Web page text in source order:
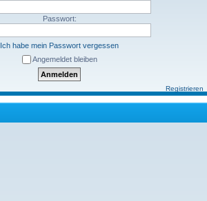
Passwort:
Ich habe mein Passwort vergessen
Angemeldet bleiben
Registrieren